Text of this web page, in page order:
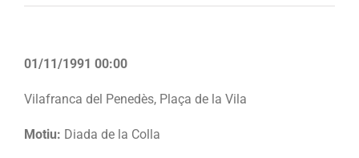
01/11/1991 00:00
Vilafranca del Penedès, Plaça de la Vila
Motiu: Diada de la Colla